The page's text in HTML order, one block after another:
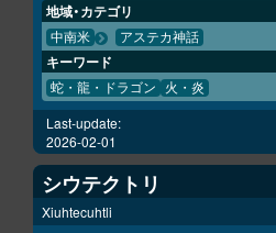
地域・カテゴリ
中南米 アステカ神話
キーワード
蛇・龍・ドラゴン 火・炎
Last-update:
2026-02-01
シウテクトリ
Xiuhtecuhtli